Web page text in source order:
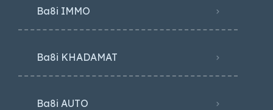
Ba8i IMMO
Ba8i KHADAMAT
Ba8i AUTO